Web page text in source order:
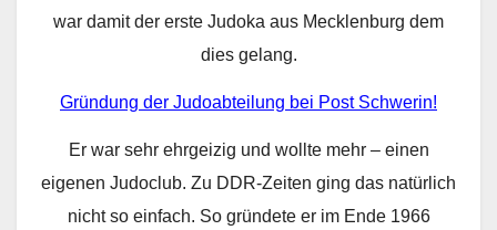
war damit der erste Judoka aus Mecklenburg dem
dies gelang.
Gründung der Judoabteilung bei Post Schwerin!
Er war sehr ehrgeizig und wollte mehr – einen
eigenen Judoclub. Zu DDR-Zeiten ging das natürlich
nicht so einfach. So gründete er im Ende 1966